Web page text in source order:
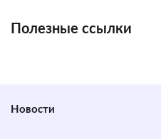
Полезные ссылки
Новости